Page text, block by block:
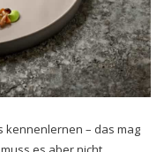
kennenlernen – das mag